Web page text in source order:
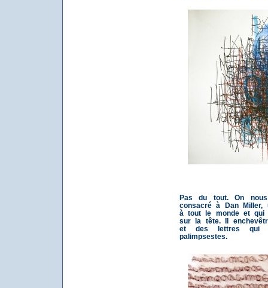
Pas du tout. On
consacré à Dan
à tout le monde et qui
sur la tête. Il
et des lettres qui
palimpsestes.